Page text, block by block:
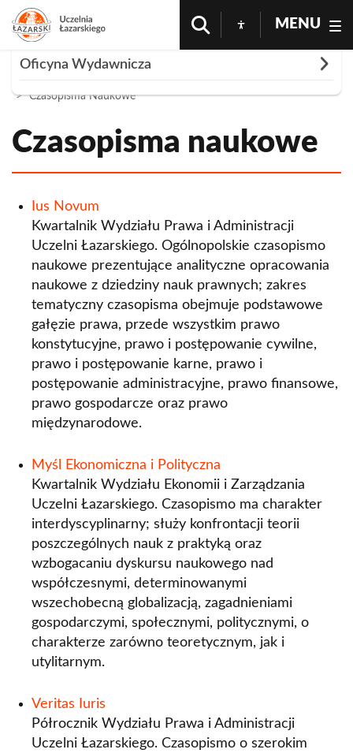
MENU
Czasopisma Naukowe
Czasopisma naukowe
Ius Novum
Kwartalnik Wydziału Prawa i Administracji
Uczelni Łazarskiego. Ogólnopolskie czasopismo
naukowe prezentujące analityczne opracowania
naukowe z dziedziny nauk prawnych; zakres
tematyczny czasopisma obejmuje podstawowe
gałęzie prawa, przede wszystkim prawo
konstytucyjne, prawo i postępowanie cywilne,
prawo i postępowanie karne, prawo i
postępowanie administracyjne, prawo finansowe,
prawo gospodarcze oraz prawo
międzynarodowe.
Myśl Ekonomiczna i Polityczna
Kwartalnik Wydziału Ekonomii i Zarządzania
Uczelni Łazarskiego. Czasopismo ma charakter
interdyscyplinarny; służy konfrontacji teorii
poszczególnych nauk z praktyką oraz
wzbogacaniu dyskursu naukowego nad
współczesnymi, determinowanymi
wszechobecną globalizacją, zagadnieniami
gospodarczymi, społecznymi, politycznymi, o
charakterze zarówno teoretycznym, jak i
utylitarnym.
Veritas Iuris
Półrocznik Wydziału Prawa i Administracji
Uczelni Łazarskiego. Czasopismo o szerokim
Oficyna Wydawnicza
Rozwiń
Publikacje
Czasopisma naukowe
Myśl Ekonomiczna i Polityczna
Veritas Iuris
Review of Medical Practice
Seria "In Via Scientiae"
Publikacje w serii
Informacje dla autorów
Wskazówki dla autorów
Wskazówki dla autorów - publikacje
Dystrybucja i sprzedaż
Informacje dla autorów
Kontakt
Kodeks etyki wydawniczej Uczelni Łazarskiego
Publikacje naukowe pracowników Uczelni
Łazarskiego
Lista publikacji
Zasady dokumentacji dorobku naukowego
Uczelni Łazarskiego
Program publikowania otwartego – Elsevier,
Springer